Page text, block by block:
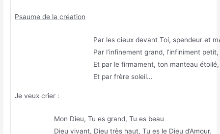
Psaume de la création
Par les cieux devant Toi, spendeur et
Par l’infinement grand, l’infiniment petit,
Et par le firmament, ton manteau étoilé,
Et par frère soleil…
Je veux crier :
Mon Dieu, Tu es grand, Tu es beau
Dieu vivant, Dieu très haut, Tu es le Dieu d’Amour.